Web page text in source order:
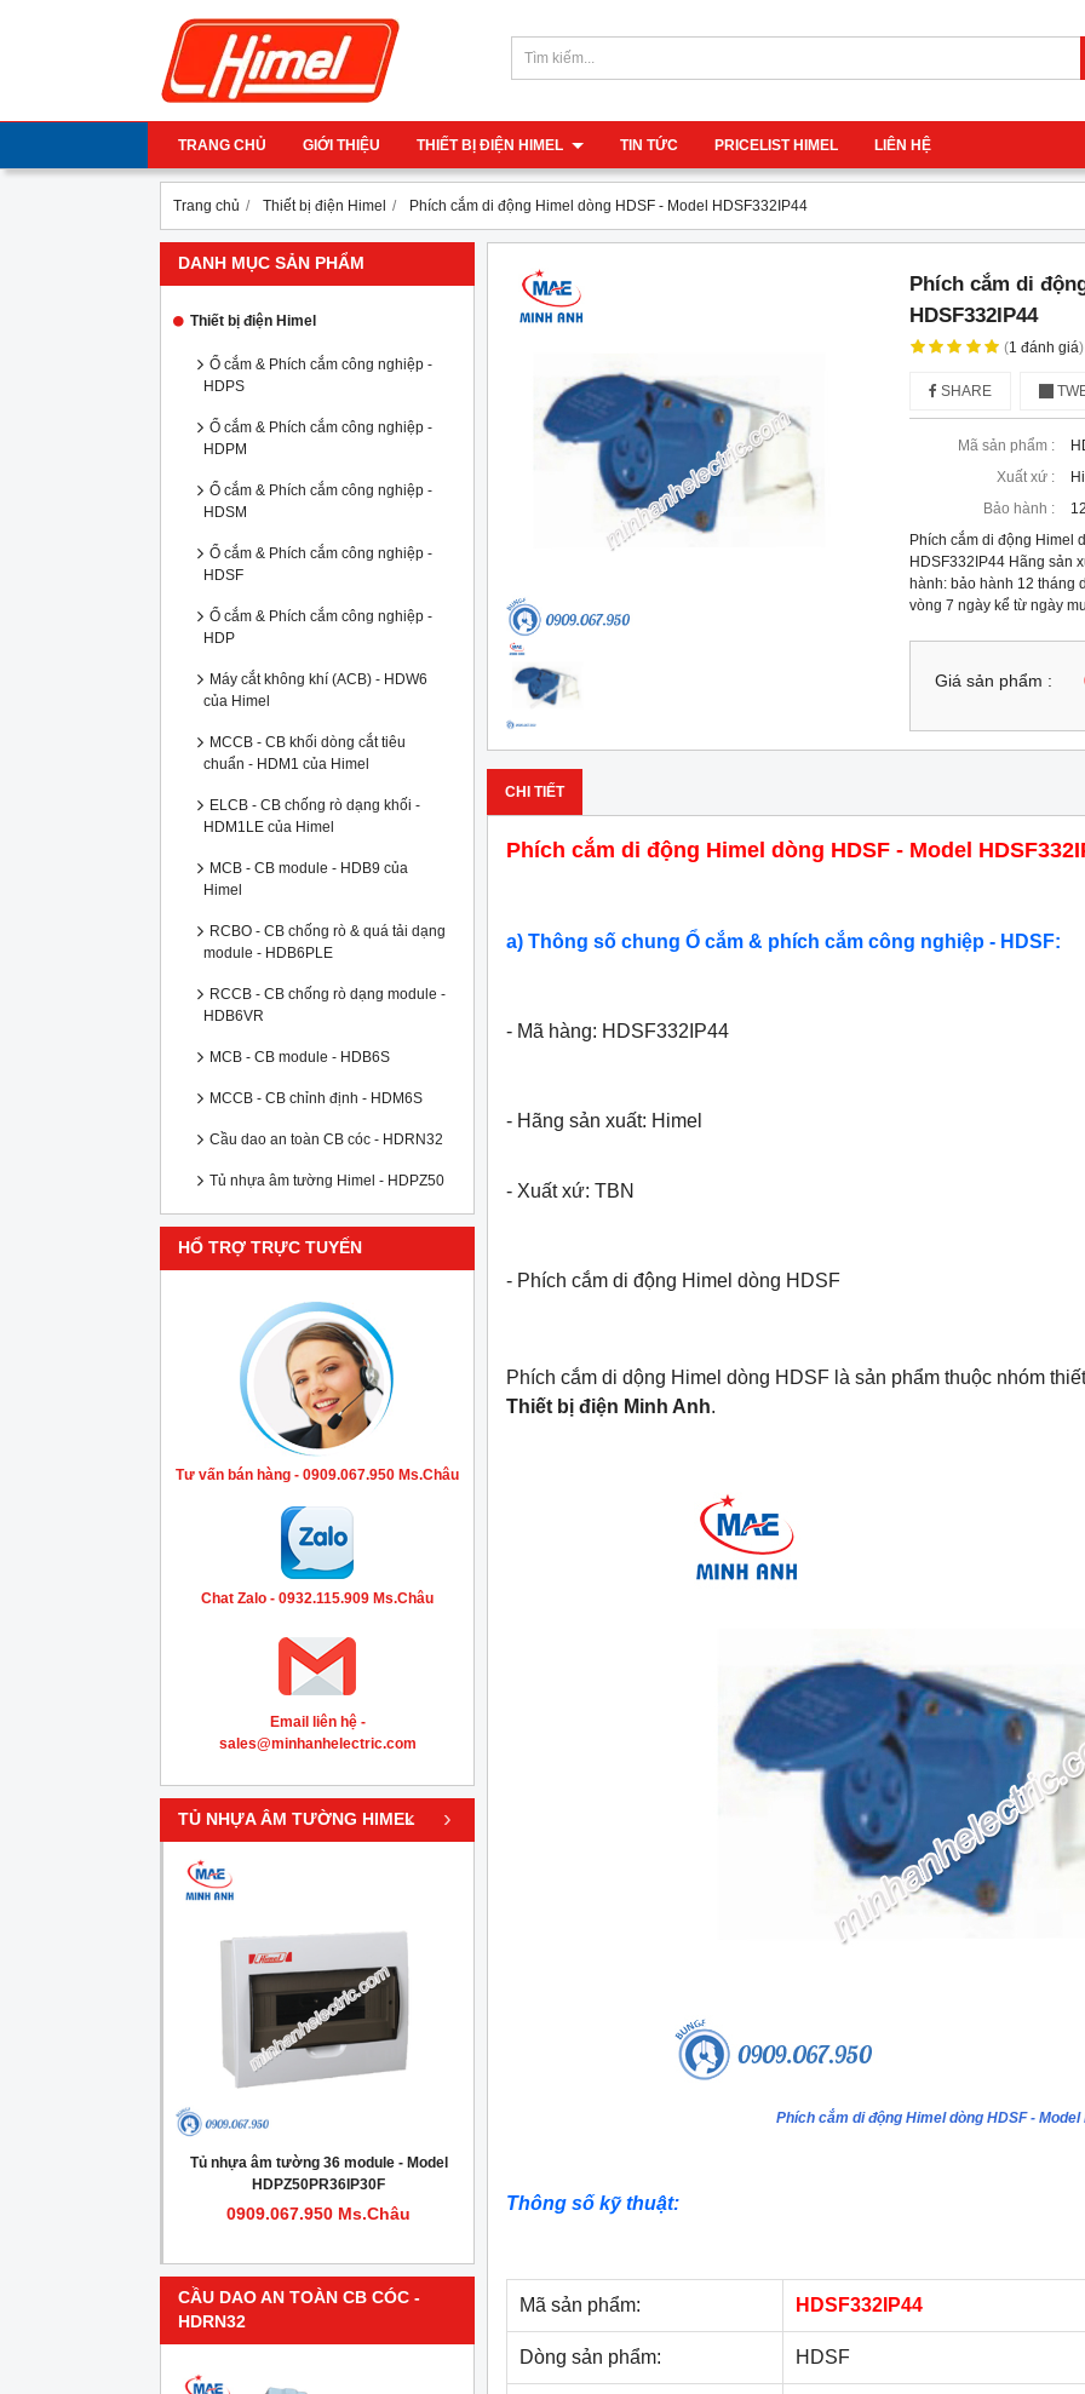
TRANG CHỦ GIỚI THIỆU THIẾT BỊ ĐIỆN HIMEL TIN TỨC PRICELIST HIMEL LIÊN HỆ
Trang chủ Thiết bị điện Himel Phích cắm di động Himel dòng HDSF - Model HDSF332IP44
DANH MỤC SẢN PHẨM
Thiết bị điện Himel
Ổ cắm & Phích cắm công nghiệp -
HDPS
Ổ cắm & Phích cắm công nghiệp -
HDPM
Ổ cắm & Phích cắm công nghiệp -
HDSM
Ổ cắm & Phích cắm công nghiệp -
HDSF
Ổ cắm & Phích cắm công nghiệp -
HDP
Máy cắt không khí (ACB) - HDW6
của Himel
MCCB - CB khối dòng cắt tiêu
chuẩn - HDM1 của Himel
ELCB - CB chống rò dạng khối -
HDM1LE của Himel
MCB - CB module - HDB9 của
Himel
RCBO - CB chống rò & quá tải dạng
module - HDB6PLE
RCCB - CB chống rò dạng module -
HDB6VR
MCB - CB module - HDB6S
MCCB - CB chỉnh định - HDM6S
Cầu dao an toàn CB cóc - HDRN32
Tủ nhựa âm tường Himel - HDPZ50
HỔ TRỢ TRỰC TUYẾN
Tư vấn bán hàng - 0909.067.950 Ms.Châu
Chat Zalo - 0932.115.909 Ms.Châu
Email liên hệ -
sales@minhanhelectric.com
TỦ NHỰA ÂM TƯỜNG HIMEL
Tủ nhựa âm tường 36 module - Model
HDPZ50PR36IP30F
0909.067.950 Ms.Châu 0909.067.950 Ms.Châu
‹ ›
CẦU DAO AN TOÀN CB CÓC -
HDRN32
Phích cắm di
HDSF332IP44
(1đánh giá)
SHARE
Mã sản phẩm :
Xuất xứ :
Bảo hành :
Phích cắm di động Himel
HDSF332IP44 Hãng sản
hành: bảo hành 12 tháng
vòng 7 ngày kể từ ngày
Giá sản phẩm :
CHI TIẾT
Phích cắm di động Himel dòng HDSF - Model
a) Thông số chung Ổ cắm & phích cắm công nghiệp - HDSF:
- Mã hàng: HDSF332IP44
- Hãng sản xuất: Himel
- Xuất xứ: TBN
- Phích cắm di động Himel dòng HDSF
Phích cắm di dộng Himel dòng HDSF là sản phẩm thuộc nhóm
Thiết bị điện Minh Anh.
Phích cắm di động Himel dòng HDSF - Model
Thông số kỹ thuật:
Mã sản phẩm: HDSF332IP44
Dòng sản phẩm: HDSF